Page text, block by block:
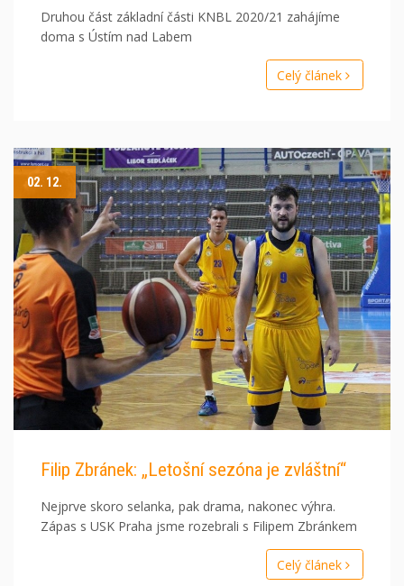
Druhou část základní části KNBL 2020/21 zahájíme
doma s Ústím nad Labem
Celý článek
02. 12.
Filip Zbránek: „Letošní sezóna je zvláštní“
Nejprve skoro selanka, pak drama, nakonec výhra.
Zápas s USK Praha jsme rozebrali s Filipem Zbránkem
Celý článek